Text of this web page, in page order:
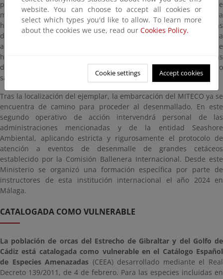
palangre, en clara situación de riesgo ya que imposibilita su libre
movimiento y su alimentación. Por este motivo, desde primera
hora de este lunes, y debido a que las condiciones meteorológicas
del sábado y el domingo en el Estrecho imposibilitaron la
adopción de cualquier procedimiento de liberación del animal, se
ha puesto en marcha un primer operativo de rastreo de las aguas
del Estrecho y de búsqueda del ejemplar que ha concluido
satisfactoriamente.
Tras la localización del ejemplar, la embarcación del MITECO ya se
encuentra de camino para proceder al desenmallado. En este
segundo operativo de acción intervendrá personal de las
administraciones mencionadas y de la entidad Seashore
Ambiental, aplicando estricta y rigurosamente el protocolo de
atención a eventos de desenmalle de grandes cetáceos
establecido por la Comisión Ballenera Internacional. Desde este
Ministerio se organizó una formación específica por parte de
instructores de esta institución internacional el año 2024 en
Málaga.
CATALOGADA COMO VULNERABLE
La población de orcas del Estrecho de Gibraltar y del Golfo de
Cádiz está catalogada como vulnerable en el Catálogo Español
de Especies Amenazadas (CEEA) desarrollado mediante el Real
Decreto 139/2011, de 4 de febrero. Para las especies incluidas en
website. You can choose to accept all cookies or
select which types you'd like to allow. To learn more
about the cookies we use, read our Cookies Policy.
Cookie settings Accept cookies